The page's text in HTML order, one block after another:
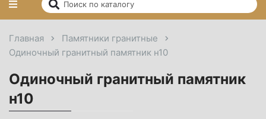
Главная
Памятники гранитные
Одиночный гранитный памятник н10
Одиночный гранитный памятник
н10